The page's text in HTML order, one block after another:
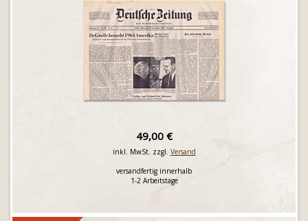
49,00 €
inkl. MwSt. zzgl. Versand
versandfertig innerhalb
1-2 Arbeitstage